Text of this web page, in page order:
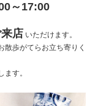
～17:00
店 いただけます。
散歩がてらお立ち寄りく
す。